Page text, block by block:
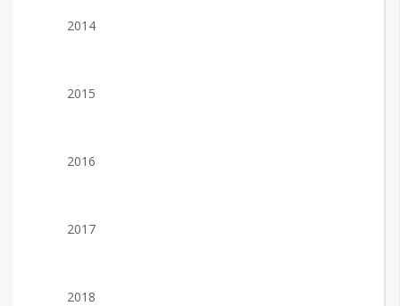
2014
2015
2016
2017
2018